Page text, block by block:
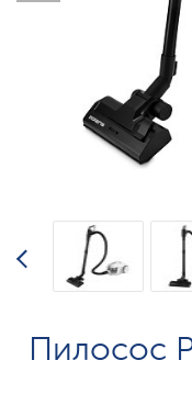
Пилосос